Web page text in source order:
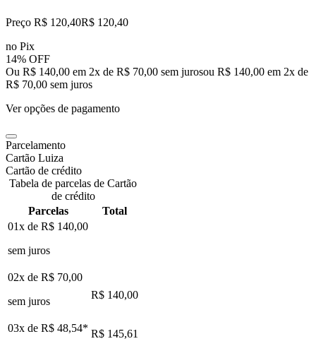
Preço R$ 120,40R$ 120,40
no Pix
14% OFF
Ou R$ 140,00 em 2x de R$ 70,00 sem jurosou R$ 140,00 em 2x de
R$ 70,00 sem juros
Ver opções de pagamento
Parcelamento
Cartão Luiza
Cartão de crédito
Tabela de parcelas de Cartão
de crédito
Parcelas
Total
01x de R$ 140,00
sem juros
02x de R$ 70,00
sem juros
R$ 140,00
03x de R$ 48,54* R$ 145,61